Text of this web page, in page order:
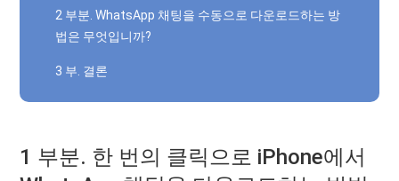
2 부분. WhatsApp 채팅을 수동으로 다운로드하는 방
법은 무엇입니까?
3 부. 결론
1 부분. 한 번의 클릭으로 iPhone에서